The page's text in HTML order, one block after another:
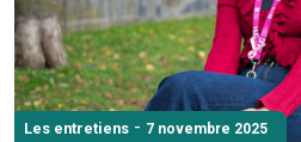
Les entretiens - 7 novembre 2025